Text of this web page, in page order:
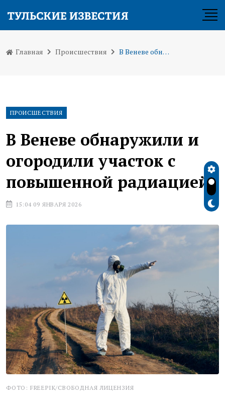
Главная Происшествия В Веневе обнаружили и огородили участок с повышенной радиацией
ПРОИСШЕСТВИЯ
В Веневе обнаружили и
огородили участок с
повышенной радиацией
15:04 09 ЯНВАРЯ 2026
ФОТО: FREEPIK/СВОБОДНАЯ ЛИЦЕНЗИЯ